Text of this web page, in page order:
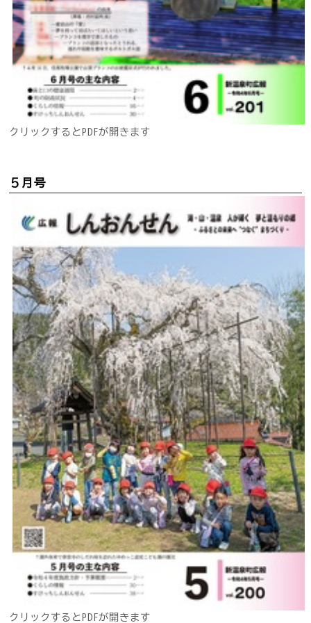
クリックするとPDFが開きます
５月号
クリックするとPDFが開きます